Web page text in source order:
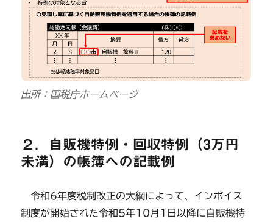
出所：国税庁ホームページ
２．自販機特例・回収特例（3万円
未満）の帳簿への記載例
令和6年度税制改正の大綱によって、インボイス
制度が開始された令和5年10月1日以降に自販機特